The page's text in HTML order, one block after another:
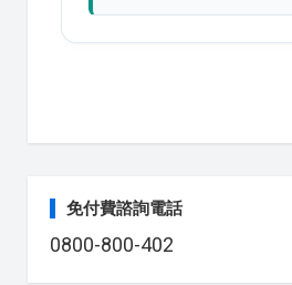
免付費諮詢電話
0800-800-402